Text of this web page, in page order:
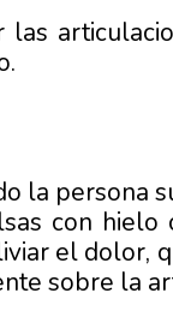
la persona
con
el dolor,
sobre la